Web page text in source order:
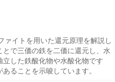
ァイトを用いた還元原理を解説し
で三価の鉄を二価に還元し、水
した鉄酸化物や水酸化物です
ることを示唆しています。